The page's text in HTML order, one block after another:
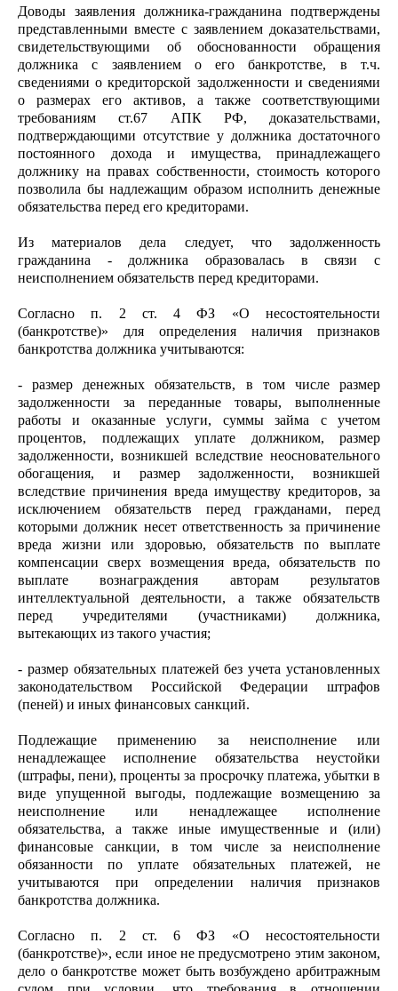
Доводы заявления должника-гражданина подтверждены
представленными вместе с заявлением доказательствами,
свидетельствующими об обоснованности обращения
должника с заявлением о его банкротстве, в т.ч.
сведениями о кредиторской задолженности и сведениями
о размерах его активов, а также соответствующими
требованиям ст.67 АПК РФ, доказательствами,
подтверждающими отсутствие у должника достаточного
постоянного дохода и имущества, принадлежащего
должнику на правах собственности, стоимость которого
позволила бы надлежащим образом исполнить денежные
обязательства перед его кредиторами.
Из материалов дела следует, что задолженность
гражданина - должника образовалась в связи с
неисполнением обязательств перед кредиторами.
Согласно п. 2 ст. 4 ФЗ «О несостоятельности
(банкротстве)» для определения наличия признаков
банкротства должника учитываются:
- размер денежных обязательств, в том числе размер
задолженности за переданные товары, выполненные
работы и оказанные услуги, суммы займа с учетом
процентов, подлежащих уплате должником, размер
задолженности, возникшей вследствие неосновательного
обогащения, и размер задолженности, возникшей
вследствие причинения вреда имуществу кредиторов, за
исключением обязательств перед гражданами, перед
которыми должник несет ответственность за причинение
вреда жизни или здоровью, обязательств по выплате
компенсации сверх возмещения вреда, обязательств по
выплате вознаграждения авторам результатов
интеллектуальной деятельности, а также обязательств
перед учредителями (участниками) должника,
вытекающих из такого участия;
- размер обязательных платежей без учета установленных
законодательством Российской Федерации штрафов
(пеней) и иных финансовых санкций.
Подлежащие применению за неисполнение или
ненадлежащее исполнение обязательства неустойки
(штрафы, пени), проценты за просрочку платежа, убытки в
виде упущенной выгоды, подлежащие возмещению за
неисполнение или ненадлежащее исполнение
обязательства, а также иные имущественные и (или)
финансовые санкции, в том числе за неисполнение
обязанности по уплате обязательных платежей, не
учитываются при определении наличия признаков
банкротства должника.
Согласно п. 2 ст. 6 ФЗ «О несостоятельности
(банкротстве)», если иное не предусмотрено этим законом,
дело о банкротстве может быть возбуждено арбитражным